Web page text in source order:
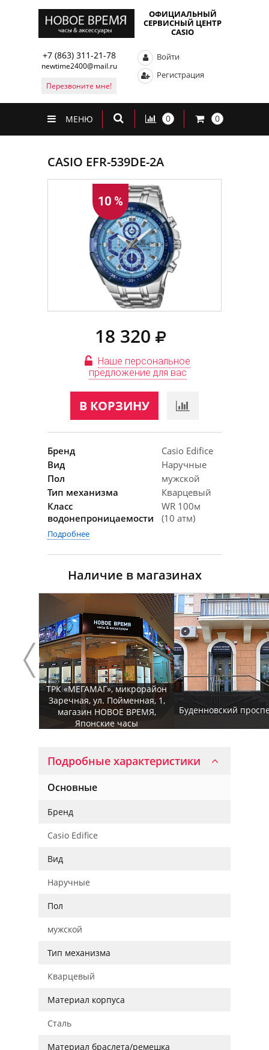
ОФИЦИАЛЬНЫЙ
СЕРВИСНЫЙ ЦЕНТР
CASIO
+7 (863) 311-21-78
newtime2400@mail.ru
Перезвоните мне!
Войти
Регистрация
МЕНЮ 0 0
CASIO EFR-539DE-2A
10 %
18 320
Наше персональное
предложение для вас
В КОРЗИНУ
Бренд
Casio Edifice
Вид
Наручные
Пол
мужской
Тип механизма
Кварцевый
Класс
водонепроницаемости
WR 100м
(10 атм)
Подробнее
Наличие в магазинах
ТРК «МЕГАМАГ», микрорайон
Заречная, ул. Пойменная, 1,
магазин НОВОЕ ВРЕМЯ,
Японские часы
Буденновский
Подробные характеристики
Основные
Бренд
Casio Edifice
Вид
Наручные
Пол
мужской
Тип механизма
Кварцевый
Материал корпуса
Сталь
Материал браслета/ремешка